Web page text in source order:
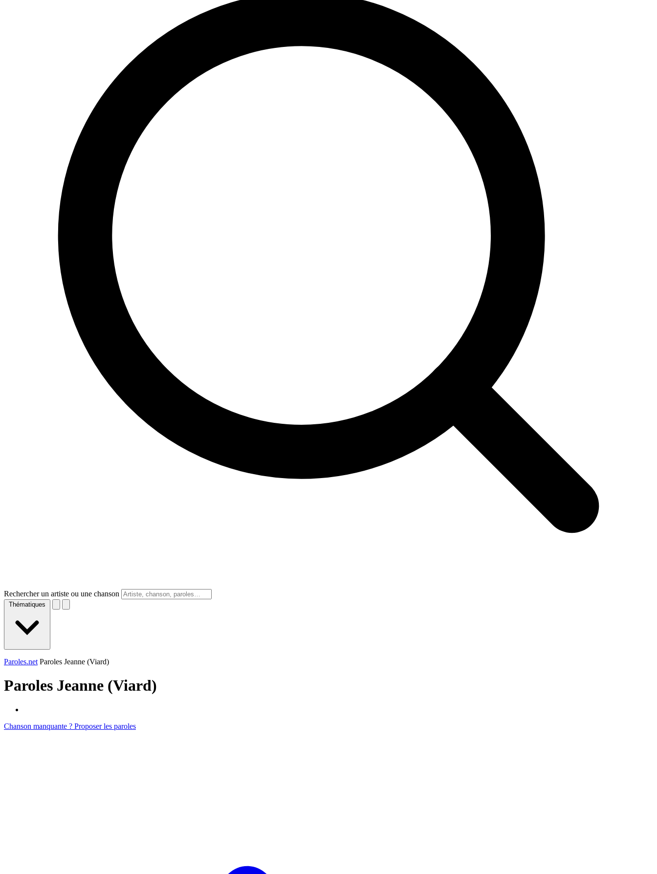
Rechercher un artiste ou une chanson
Thématiques
Paroles.net Paroles Jeanne (Viard)
Paroles Jeanne (Viard)
Chanson manquante ? Proposer les paroles